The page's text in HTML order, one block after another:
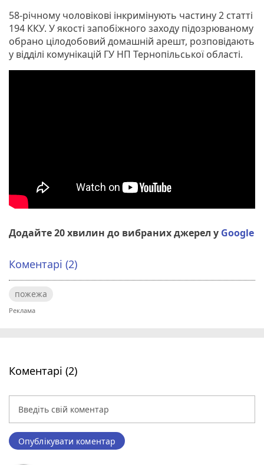
58-річному чоловікові інкримінують частину 2 статті
194 ККУ. У якості запобіжного заходу підозрюваному
обрано цілодобовий домашній арешт, розповідають
у відділі комунікацій ГУ НП Тернопільської області.
Додайте 20 хвилин до вибраних джерел у Google
Коментарі (2)
пожежа
Коментарі (2)
Опублікувати коментар